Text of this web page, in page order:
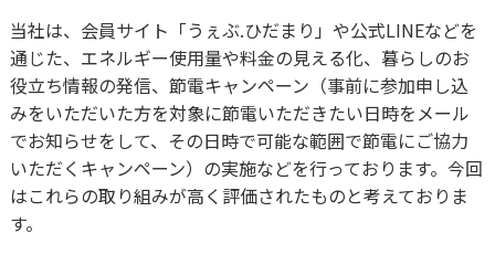
当社は、会員サイト「うぇぶ.ひだまり」や公式LINEなどを
通じた、エネルギー使用量や料金の見える化、暮らしのお
役立ち情報の発信、節電キャンペーン（事前に参加申し込
みをいただいた方を対象に節電いただきたい日時をメール
でお知らせをして、その日時で可能な範囲で節電にご協力
いただくキャンペーン）の実施などを行っております。今回
はこれらの取り組みが高く評価されたものと考えておりま
す。